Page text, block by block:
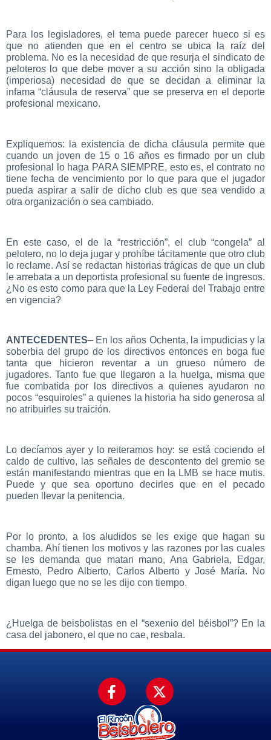
Para los legisladores, el tema puede parecer hueco si es
que no atienden que en el centro se ubica la raíz del
problema. No es la necesidad de que resurja el sindicato de
peloteros lo que debe mover a su acción sino la obligada
(imperiosa) necesidad de que se decidan a eliminar la
infama “cláusula de reserva” que se preserva en el deporte
profesional mexicano.
Expliquemos: la existencia de dicha cláusula permite que
cuando un joven de 15 o 16 años es firmado por un club
profesional lo haga PARA SIEMPRE, esto es, el contrato no
tiene fecha de vencimiento por lo que para que el jugador
pueda aspirar a salir de dicho club es que sea vendido a
otra organización o sea cambiado.
En este caso, el de la “restricción”, el club “congela” al
pelotero, no lo deja jugar y prohíbe tácitamente que otro club
lo reclame. Así se redactan historias trágicas de que un club
le arrebata a un deportista profesional su fuente de ingresos.
¿No es esto como para que la Ley Federal del Trabajo entre
en vigencia?
ANTECEDENTES– En los años Ochenta, la impudicias y la
soberbia del grupo de los directivos entonces en boga fue
tanta que hicieron reventar a un grueso número de
jugadores. Tanto fue que llegaron a la huelga, misma que
fue combatida por los directivos a quienes ayudaron no
pocos “esquiroles” a quienes la historia ha sido generosa al
no atribuirles su traición.
Lo decíamos ayer y lo reiteramos hoy: se está cociendo el
caldo de cultivo, las señales de descontento del gremio se
están manifestando mientras que en la LMB se hace mutis.
Puede y que sea oportuno decirles que en el pecado
pueden llevar la penitencia.
Por lo pronto, a los aludidos se les exige que hagan su
chamba. Ahí tienen los motivos y las razones por las cuales
se les demanda que matan mano, Ana Gabriela, Edgar,
Ernesto, Pedro Alberto, Carlos Alberto y José María. No
digan luego que no se les dijo con tiempo.
¿Huelga de beisbolistas en el “sexenio del béisbol”? En la
casa del jabonero, el que no cae, resbala.